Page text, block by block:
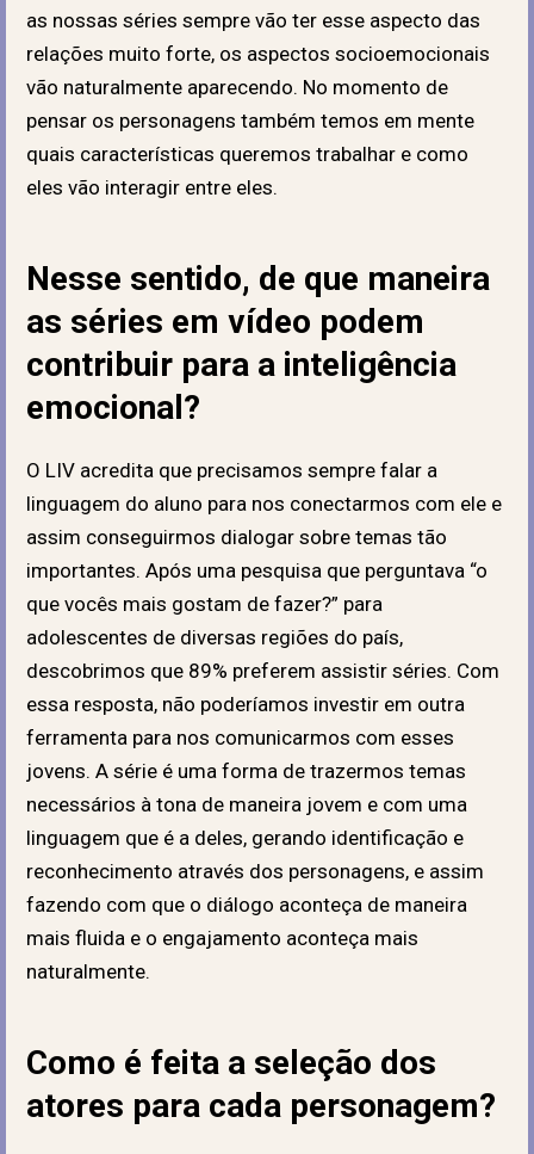
as nossas séries sempre vão ter esse aspecto das
relações muito forte, os aspectos socioemocionais
vão naturalmente aparecendo. No momento de
pensar os personagens também temos em mente
quais características queremos trabalhar e como
eles vão interagir entre eles.
Nesse sentido, de que maneira
as séries em vídeo podem
contribuir para a inteligência
emocional?
O LIV acredita que precisamos sempre falar a
linguagem do aluno para nos conectarmos com ele e
assim conseguirmos dialogar sobre temas tão
importantes. Após uma pesquisa que perguntava “o
que vocês mais gostam de fazer?” para
adolescentes de diversas regiões do país,
descobrimos que 89% preferem assistir séries. Com
essa resposta, não poderíamos investir em outra
ferramenta para nos comunicarmos com esses
jovens. A série é uma forma de trazermos temas
necessários à tona de maneira jovem e com uma
linguagem que é a deles, gerando identificação e
reconhecimento através dos personagens, e assim
fazendo com que o diálogo aconteça de maneira
mais fluida e o engajamento aconteça mais
naturalmente.
Como é feita a seleção dos
atores para cada personagem?